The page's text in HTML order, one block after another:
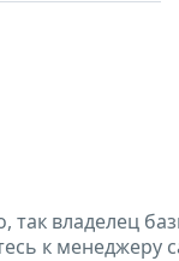
владелец
к менеджеру